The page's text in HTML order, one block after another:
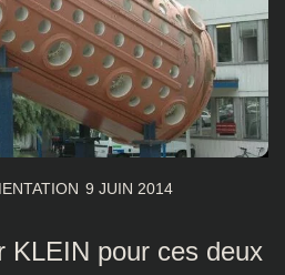
9 JUIN 2014
KLEIN pour ces deux